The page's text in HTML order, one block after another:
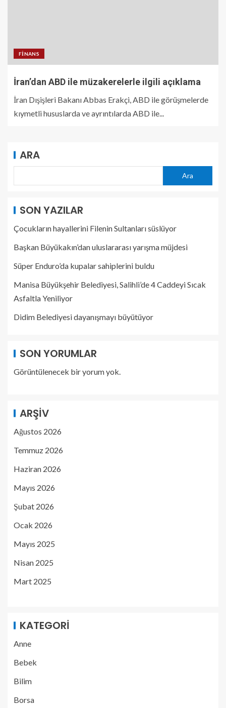
FINANS
İran’dan ABD ile müzakerelerle ilgili açıklama
İran Dışişleri Bakanı Abbas Erakçi, ABD ile görüşmelerde
kıymetli hususlarda ve ayrıntılarda ABD ile...
ARA
Ara
SON YAZILAR
Çocukların hayallerini Filenin Sultanları süslüyor
Başkan Büyükakın’dan uluslararası yarışma müjdesi
Süper Enduro’da kupalar sahiplerini buldu
Manisa Büyükşehir Belediyesi, Salihli’de 4 Caddeyi Sıcak
Asfaltla Yeniliyor
Didim Belediyesi dayanışmayı büyütüyor
SON YORUMLAR
Görüntülenecek bir yorum yok.
ARŞIV
Ağustos 2026
Temmuz 2026
Haziran 2026
Mayıs 2026
Şubat 2026
Ocak 2026
Mayıs 2025
Nisan 2025
Mart 2025
KATEGORI
Anne
Bebek
Bilim
Borsa